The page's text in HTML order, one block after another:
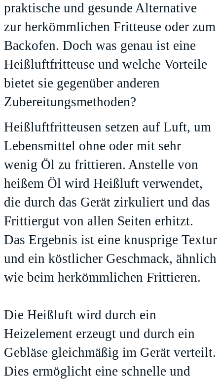
praktische und gesunde Alternative
zur herkömmlichen Fritteuse oder zum
Backofen. Doch was genau ist eine
Heißluftfritteuse und welche Vorteile
bietet sie gegenüber anderen
Zubereitungsmethoden?
Heißluftfritteusen setzen auf Luft, um
Lebensmittel ohne oder mit sehr
wenig Öl zu frittieren. Anstelle von
heißem Öl wird Heißluft verwendet,
die durch das Gerät zirkuliert und das
Frittiergut von allen Seiten erhitzt.
Das Ergebnis ist eine knusprige Textur
und ein köstlicher Geschmack, ähnlich
wie beim herkömmlichen Frittieren.
Die Heißluft wird durch ein
Heizelement erzeugt und durch ein
Gebläse gleichmäßig im Gerät verteilt.
Dies ermöglicht eine schnelle und